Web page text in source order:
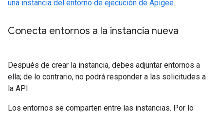
una instancia del entorno de ejecución de Apigee.
Conecta entornos a la instancia nueva
Después de crear la instancia, debes adjuntar entornos a
ella; de lo contrario, no podrá responder a las solicitudes a
la API.
Los entornos se comparten entre las instancias. Por lo